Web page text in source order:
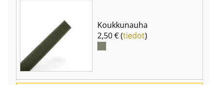
Koukkunauha
2,50 € (tiedot)